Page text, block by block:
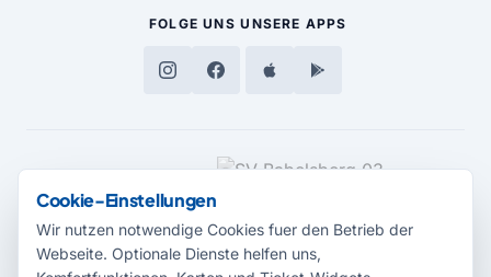
FOLGE UNS UNSERE APPS
MEDIENPARTNER
Cookie-Einstellungen
Wir nutzen notwendige Cookies fuer den Betrieb der
Webseite. Optionale Dienste helfen uns,